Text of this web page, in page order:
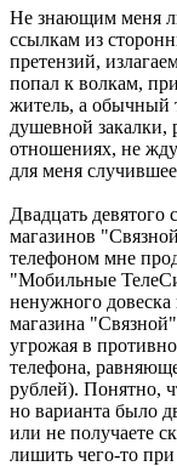
Не знающим меня
ссылкам из
претензий,
попал к волкам,
житель, а обычный
душевной закалки,
отношениях, не
для меня
Двадцать девятого
магазинов
телефоном мне
"Мобильные
ненужного довеска
магазина
угрожая в
телефона,
рублей). Понятно,
но варианта было
или не получаете
лишить чего-то при